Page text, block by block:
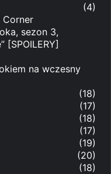
(4)
Corner
sezon 3,
[SPOILERY]
na wczesny
(18)
(17)
(18)
(17)
(19)
(20)
(18)